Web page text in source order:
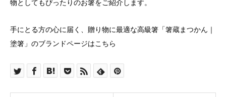
物としてもぴったりのお箸をご紹介します。
手にとる方の心に届く、贈り物に最適な高級箸「箸蔵まつかん｜
塗箸」のブランドページはこちら